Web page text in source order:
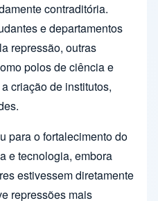
contraditória.
e departamentos
repressão, outras
polos de ciência e
criação de institutos,
para o fortalecimento do
e tecnologia, embora
estivessem diretamente
repressões mais